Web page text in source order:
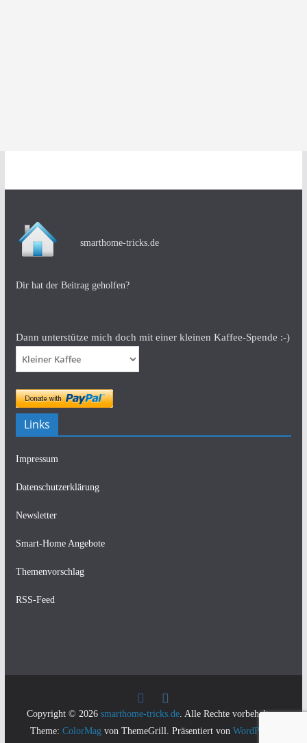
smarthome-tricks.de
Dir hat der Beitrag geholfen?
Dann unterstütze mich doch mit einer kleinen Kaffee-Spende :-)
Links
Impressum
Datenschutzerklärung
Newsletter
Smart-Home Angebote
Themenvorschlag
RSS-Feed
Copyright © 2026 smarthome-tricks.de. Alle Rechte vorbehalten.
Theme: ColorMagvon ThemeGrill. Präsentiert von WordPress